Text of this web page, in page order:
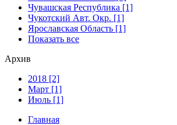
Чувашская Республика [1]
Чукотский Авт. Окр. [1]
Ярославская Область [1]
Показать все
Архив
2018 [2]
Март [1]
Июль [1]
Главная